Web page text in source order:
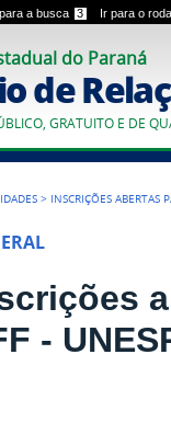
a busca 3 Ir para o
do Paraná
de
GRATUITO E DE
> INSCRIÇÕES ABERTAS
-